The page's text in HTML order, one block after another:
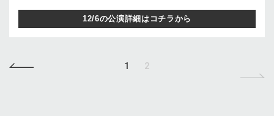
12/6の公演詳細はコチラから
1 2